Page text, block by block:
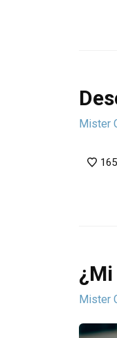
Mister
165
Mister